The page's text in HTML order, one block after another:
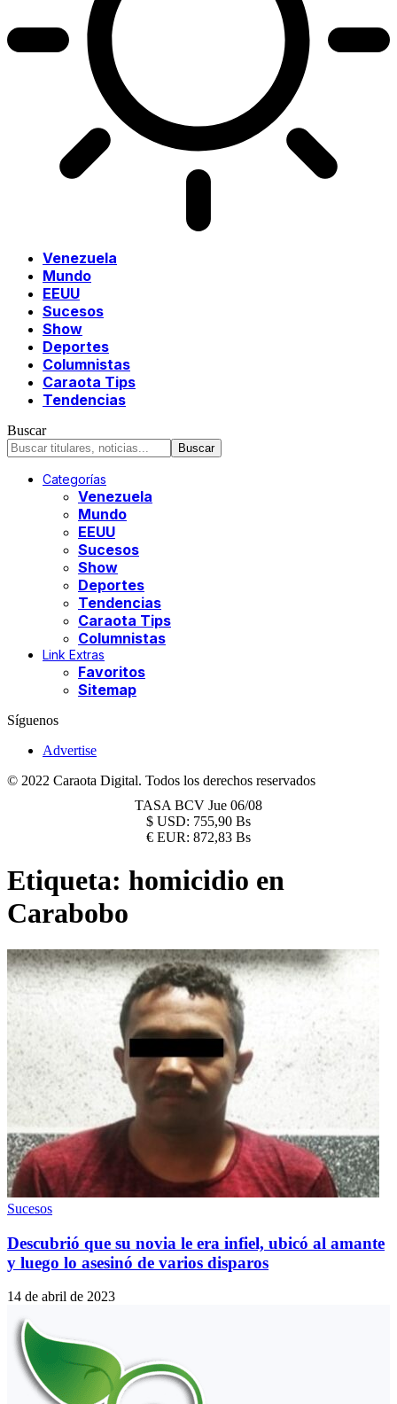
Venezuela
Mundo
EEUU
Sucesos
Show
Deportes
Columnistas
Caraota Tips
Tendencias
Buscar
Categorías
Venezuela
Mundo
EEUU
Sucesos
Show
Deportes
Tendencias
Caraota Tips
Columnistas
Link Extras
Favoritos
Sitemap
Síguenos
Advertise
© 2022 Caraota Digital. Todos los derechos reservados
TASA BCV Jue 06/08
$ USD: 755,90 Bs
€ EUR: 872,83 Bs
Etiqueta: homicidio en
Carabobo
Sucesos
Descubrió que su novia le era infiel, ubicó al amante
y luego lo asesinó de varios disparos
14 de abril de 2023